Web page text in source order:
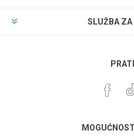
SLUŽBA ZA